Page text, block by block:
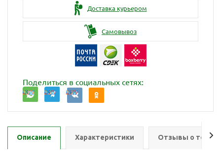
Доставка курьером
Самовывоз
Поделиться в социальных сетях:
Описание Характеристики Отзывы о